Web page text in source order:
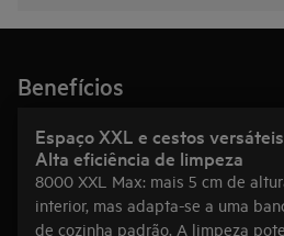
Benefícios
Espaço XXL e cestos
Alta eficiência de limpeza
8000 XXL Max: mais 5 cm de
interior, mas adapta-se a uma
de cozinha padrão. A limpeza